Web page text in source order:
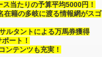
当たりの予算平均5000円！
籍の多岐に渡る情報網がスゴ
ルタントによる万馬券獲得
ート！
ンテンツも充実！